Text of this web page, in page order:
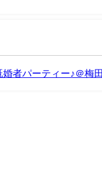
者パーティー♪＠梅田